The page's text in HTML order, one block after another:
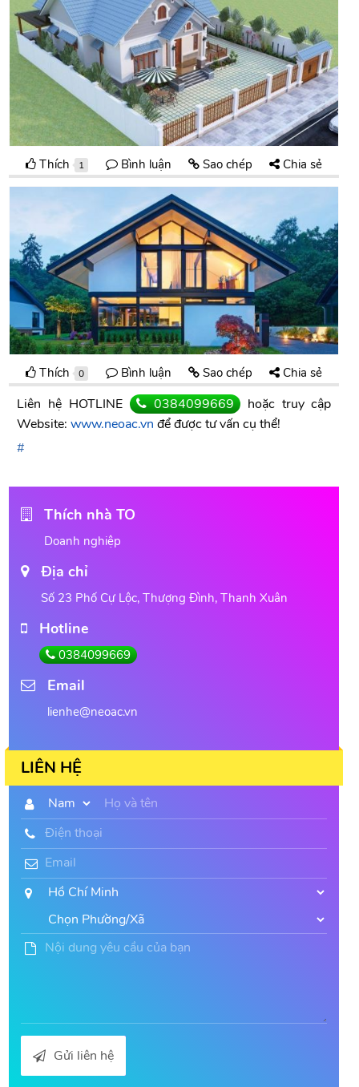
Thích 1 Bình luận Sao chép Chia sẻ
Thích 0 Bình luận Sao chép Chia sẻ
Liên hệ HOTLINE 0384099669 hoặc truy cập
Website:www.neoac.vn để được tư vấn cụ thể!
Thích nhà TO
Doanh nghiệp
Địa chỉ
Số 23 Phố Cự Lộc, Thượng Đình, Thanh Xuân
Hotline
0384099669
Email
lienhe@neoac.vn
LIÊN HỆ
Gửi liên hệ